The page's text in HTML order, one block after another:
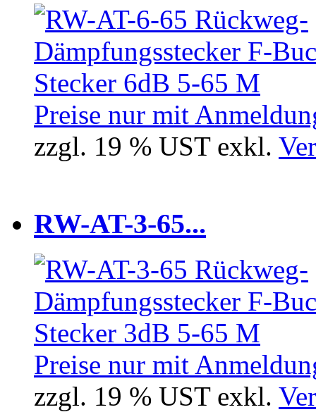
Preise nur mit
zzgl. 19 % UST exkl.
RW-AT-3-65...
Preise nur mit
zzgl. 19 % UST exkl.